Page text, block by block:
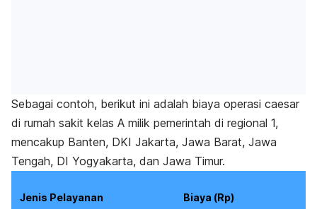
Sebagai contoh, berikut ini adalah biaya operasi caesar
di rumah sakit kelas A milik pemerintah di regional 1,
mencakup Banten, DKI Jakarta, Jawa Barat, Jawa
Tengah, DI Yogyakarta, dan Jawa Timur.
Jenis Pelayanan Biaya (Rp)